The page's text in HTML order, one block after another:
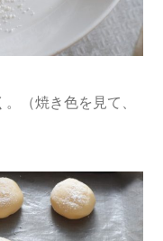
（焼き色を見て、